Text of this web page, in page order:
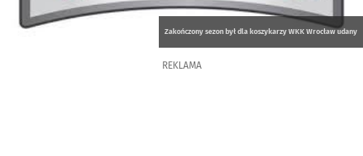
Zakończony sezon był dla koszykarzy WKK Wrocław udany
REKLAMA